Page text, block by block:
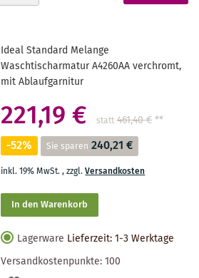
gerade
Ideal Standard Melange
Waschtischarmatur A4260AA verchromt,
mit Ablaufgarnitur
221,19 € statt 461,40 €**
-52% Sie sparen 240,21 €
inkl. 19% MwSt.,zzgl.Versandkosten
In den Warenkorb
Lagerware Lieferzeit: 1-3 Werktage
Versandkostenpunkte:100